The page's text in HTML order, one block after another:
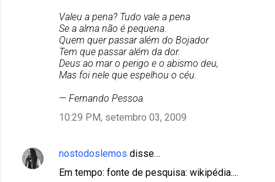
Valeu a pena? Tudo vale a pena
Se a alma não é pequena.
Quem quer passar além do Bojador
Tem que passar além da dor.
Deus ao mar o perigo e o abismo deu,
Mas foi nele que espelhou o céu.
— Fernando Pessoa
10:29 PM, setembro 03, 2009
nostodoslemos disse…
Em tempo: fonte de pesquisa: wikipédia....